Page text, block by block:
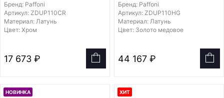
лейка и держатель из
металла, шланг металл
1200мм, встраиваемая
часть в комплекте
Бренд: Paffoni
Артикул: ZDUP110CR
Материал: Латунь
Цвет: Хром
17 673 ₽
лейка и держатель из
металла, шланг металл
1200мм, встраиваемая
часть в комплекте
Бренд: Paffoni
Артикул: ZDUP110HG
Материал: Латунь
Цвет: Золото медовое
44 167 ₽
НОВИНКА ХИТ